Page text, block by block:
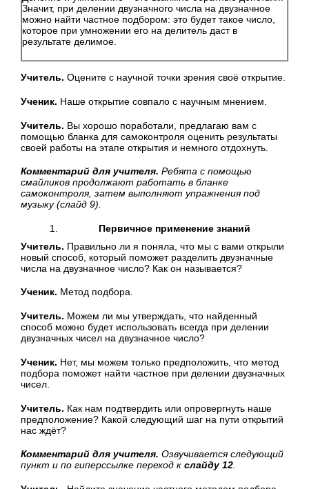
Значит, при делении двузначного числа на двузначное
можно найти частное подбором: это будет такое число,
которое при умножении его на делитель даст в
результате делимое.
Учитель. Оцените с научной точки зрения своё открытие.
Ученик. Наше открытие совпало с научным мнением.
Учитель. Вы хорошо поработали, предлагаю вам с
помощью бланка для самоконтроля оценить результаты
своей работы на этапе открытия и немного отдохнуть.
Комментарий для учителя. Ребята с помощью
смайликов продолжают работать в бланке
самоконтроля, затем выполняют упражнения под
музыку (слайд 9).
Первичное применение знаний
Учитель. Правильно ли я поняла, что мы с вами открыли
новый способ, который поможет разделить двузначные
числа на двузначное число? Как он называется?
Ученик. Метод подбора.
Учитель. Можем ли мы утверждать, что найденный
способ можно будет использовать всегда при делении
двузначных чисел на двузначное число?
Ученик. Нет, мы можем только предположить, что метод
подбора поможет найти частное при делении двузначных
чисел.
Учитель. Как нам подтвердить или опровергнуть наше
предположение? Какой следующий шаг на пути открытий
нас ждёт?
Комментарий для учителя. Озвучивается следующий
пункт и по гиперссылке переход к слайду 12.